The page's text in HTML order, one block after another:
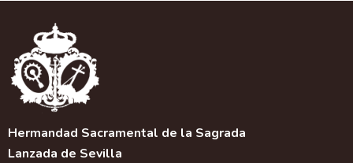
Hermandad Sacramental de la Sagrada
Lanzada de Sevilla